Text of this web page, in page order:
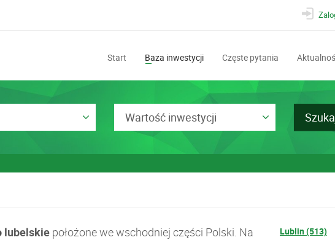
Start Baza inwestycji Częste pytania
Wartość inwestycji
lubelskie położone we wschodniej części Polski. Na
Lublin (513)